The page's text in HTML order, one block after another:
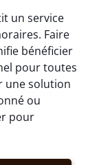
un service
Faire
bénéficier
pour toutes
une solution
ou
pour